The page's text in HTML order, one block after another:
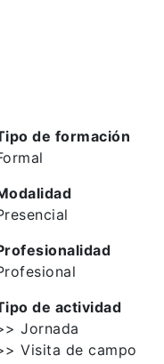
de formación
de actividad
Jornada
Visita de campo